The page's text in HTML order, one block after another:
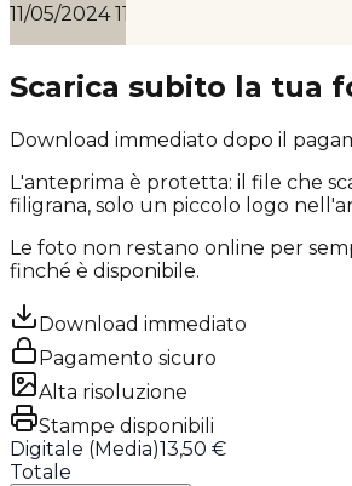
11/05/2024 11:42
Scarica subito la tua
Download immediato dopo il
L'anteprima è protetta: il file che
filigrana, solo un piccolo logo
Le foto non restano online per
finché è disponibile.
Download immediato
Pagamento sicuro
Alta risoluzione
Stampe disponibili
Digitale (Media)13,50 €
Totale